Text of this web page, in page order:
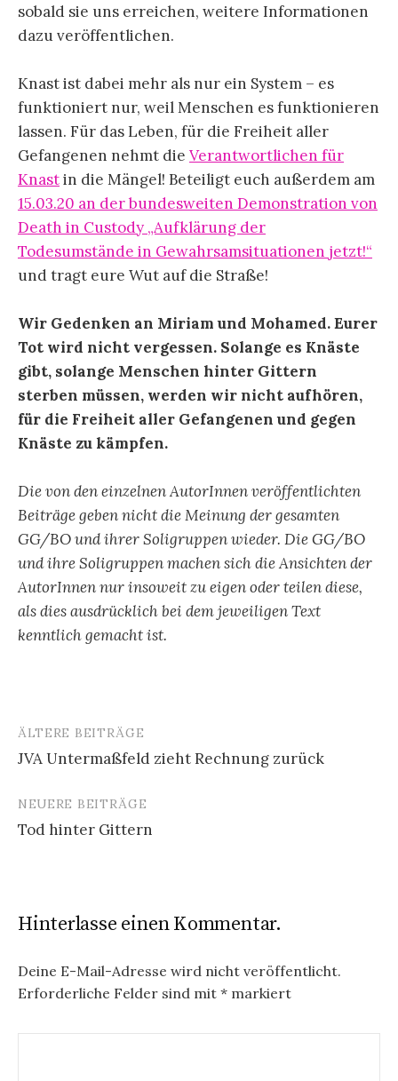
sobald sie uns erreichen, weitere Informationen
dazu veröffentlichen.
Knast ist dabei mehr als nur ein System – es
funktioniert nur, weil Menschen es funktionieren
lassen. Für das Leben, für die Freiheit aller
Gefangenen nehmt die Verantwortlichen für
Knastin die Mängel! Beteiligt euch außerdem am
15.03.20 an der bundesweiten Demonstration von
Death in Custody „Aufklärung der
Todesumstände in Gewahrsamsituationen jetzt!“
und tragt eure Wut auf die Straße!
Wir Gedenken an Miriam und Mohamed. Eurer
Tot wird nicht vergessen. Solange es Knäste
gibt, solange Menschen hinter Gittern
sterben müssen, werden wir nicht aufhören,
für die Freiheit aller Gefangenen und gegen
Knäste zu kämpfen.
Die von den einzelnen AutorInnen veröffentlichten
Beiträge geben nicht die Meinung der gesamten
GG/BO und ihrer Soligruppen wieder. Die GG/BO
und ihre Soligruppen machen sich die Ansichten der
AutorInnen nur insoweit zu eigen oder teilen diese,
als dies ausdrücklich bei dem jeweiligen Text
kenntlich gemacht ist.
Beitragsnavigation
ÄLTERE BEITRÄGE
JVA Untermaßfeld zieht Rechnung zurück
NEUERE BEITRÄGE
Tod hinter Gittern
Hinterlasse einen Kommentar.
Deine E-Mail-Adresse wird nicht veröffentlicht.
Erforderliche Felder sind mit * markiert